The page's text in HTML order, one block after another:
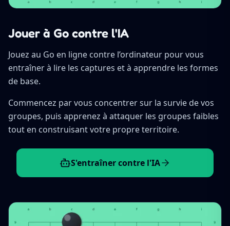
Jouer à Go contre l'IA
Jouez au Go en ligne contre l’ordinateur pour vous
entraîner à lire les captures et à apprendre les formes
de base.
Commencez par vous concentrer sur la survie de vos
groupes, puis apprenez à attaquer les groupes faibles
tout en construisant votre propre territoire.
S'entraîner contre l'IA